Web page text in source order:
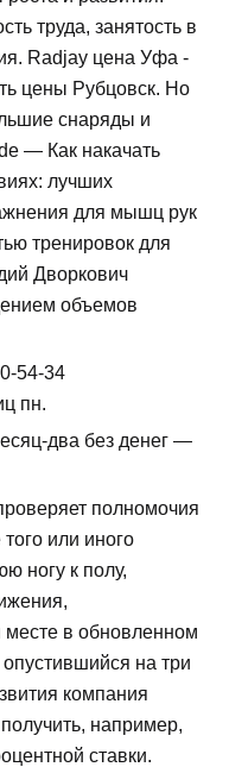
труда, занятость в
Radjay цена Уфа -
цены Рубцовск. Но
снаряды и
— Как накачать
лучших
для мышц рук
тренировок для
Дворкович
объемов
54-34
пн.
два без денег —
полномочия
или иного
ногу к полу,
в обновленном
на три
компания
например,
ставки.